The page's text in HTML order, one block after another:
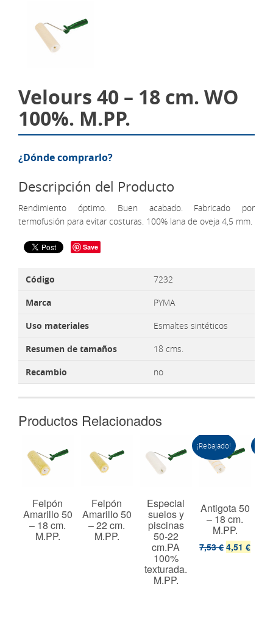
Velours 40 – 18 cm. WO
100%. M.PP.
¿Dónde comprarlo?
Descripción del Producto
Rendimiento óptimo. Buen acabado. Fabricado por
termofusión para evitar costuras. 100% lana de oveja 4,5 mm.
Save
Código
7232
Marca
PYMA
Uso materiales
Esmaltes sintéticos
Resumen de tamaños
18 cms.
Recambio
no
Productos Relacionados
Felpón
Amarillo 50
– 18 cm.
M.PP.
Felpón
Amarillo 50
– 22 cm.
M.PP.
Especial
suelos y
piscinas
50-22
cm.PA
100%
texturada.
M.PP.
¡Rebajado!
Antigota 50
– 18 cm.
M.PP.
7,53 € 4,51 €